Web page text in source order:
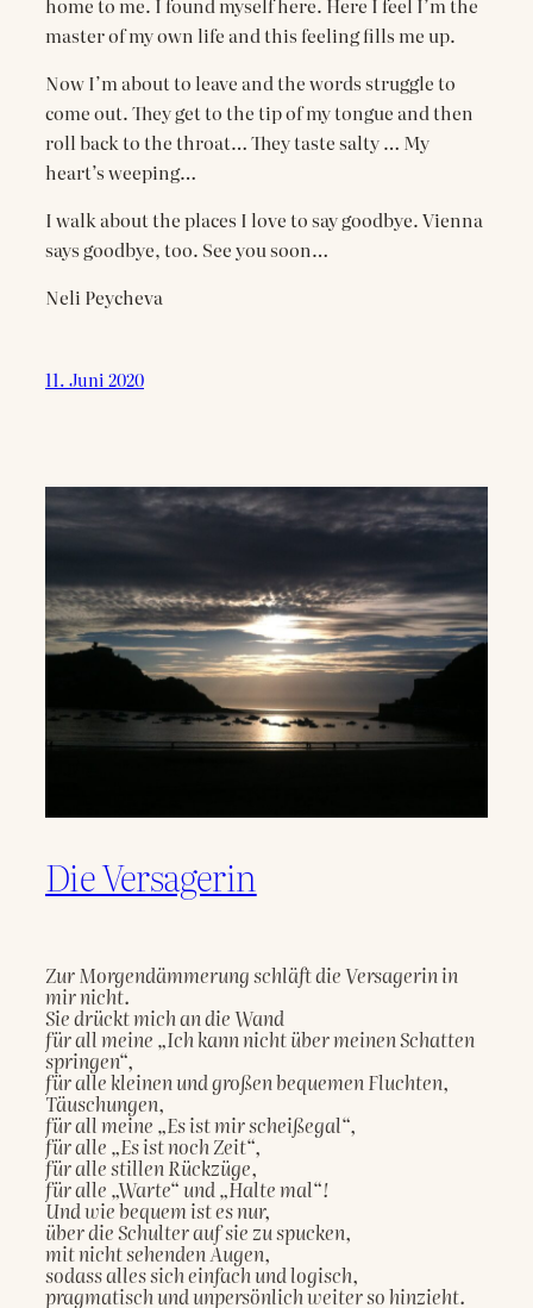
home to me. I found myself here. Here I feel I’m the
master of my own life and this feeling fills me up.
Now I’m about to leave and the words struggle to
come out. They get to the tip of my tongue and then
roll back to the throat… They taste salty … My
heart’s weeping…
I walk about the places I love to say goodbye. Vienna
says goodbye, too. See you soon…
Neli Peycheva
11. Juni 2020
Die Versagerin
Zur Morgendämmerung schläft die Versagerin in
mir nicht.
Sie drückt mich an die Wand
für all meine „Ich kann nicht über meinen Schatten
springen“,
für alle kleinen und großen bequemen Fluchten,
Täuschungen,
für all meine „Es ist mir scheißegal“,
für alle „Es ist noch Zeit“,
für alle stillen Rückzüge,
für alle „Warte“ und „Halte mal“!
Und wie bequem ist es nur,
über die Schulter auf sie zu spucken,
mit nicht sehenden Augen,
sodass alles sich einfach und logisch,
pragmatisch und unpersönlich weiter so hinzieht.